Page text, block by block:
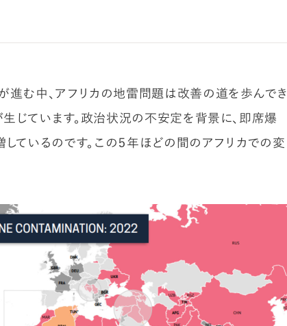
む中、アフリカの地雷問題は改善の道を歩んでき
生じています。政治状況の不安定を背景に、即席爆
ているのです。この５年ほどの間のアフリカでの変